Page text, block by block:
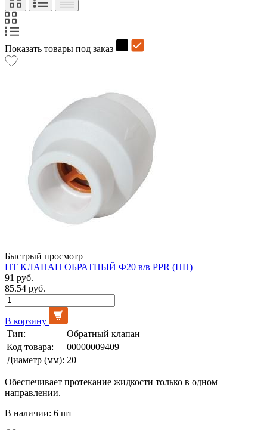
Показать товары под заказ
Быстрый просмотр
ПТ КЛАПАН ОБРАТНЫЙ Ф20 в/в PPR (ПП)
91 руб.
85.54 руб.
В корзину
Тип:
Обратный клапан
Код товара:
00000009409
Диаметр (мм): 20
Обеспечивает протекание жидкости только в одном
направлении.
В наличии: 6 шт